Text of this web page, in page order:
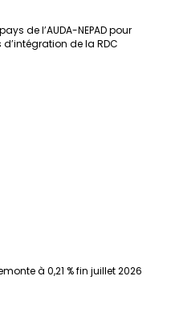
de l’AUDA-NEPAD pour
de la RDC
à 0,21 % fin juillet 2026